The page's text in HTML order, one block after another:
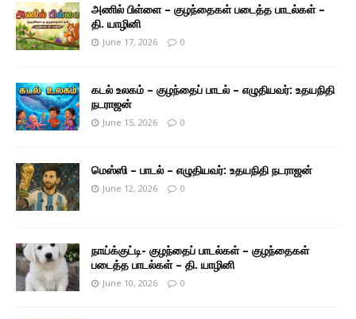
அணில் பிள்ளை – குழந்தைகள் படைத்த பாடல்கள் –
தி. யாழினி
June 17, 2026 0
கடல் உலகம் – குழந்தைப் பாடல் – எழுதியவர்: உதயநிதி
நடராஜன்
June 15, 2026 0
மெஸ்ஸி – பாடல் – எழுதியவர்: உதயநிதி நடராஜன்
June 12, 2026 0
நாய்க்குட்டி- குழந்தைப் பாடல்கள் – குழந்தைகள்
படைத்த பாடல்கள் – தி. யாழினி
June 10, 2026 0